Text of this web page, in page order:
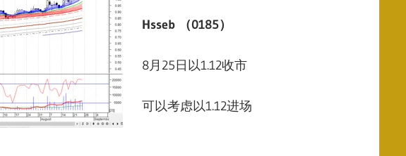
Hsseb （0185）
8月25日以1.12收市
可以考虑以1.12进场